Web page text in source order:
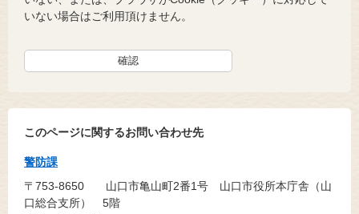
いない場合はご利用頂けません。
このページに関するお問い合わせ先
警防課
〒753-8650
山口市亀山町2番1号 山口市役所本庁舎（山
口総合支所） 5階